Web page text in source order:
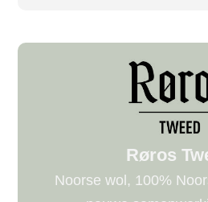
Røros
Noorse wol, 100%